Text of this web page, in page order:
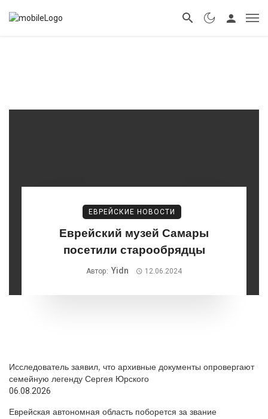
ЕВРЕЙСКИЕ НОВОСТИ
Еврейский музей Самары
посетили старообрядцы
Автор: Yidn 12.06.2024
Исследователь заявил, что архивные документы опровергают
семейную легенду Сергея Юрского
06.08.2026
Еврейская автономная область поборется за звание